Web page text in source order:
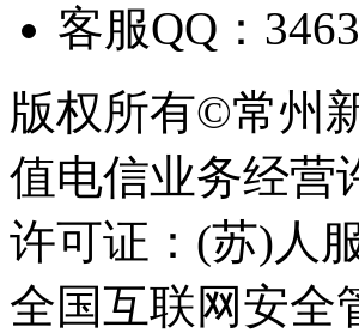
客服QQ：
版权所有©常州
值电信业务经营
许可证：(苏)人
全国互联网安全